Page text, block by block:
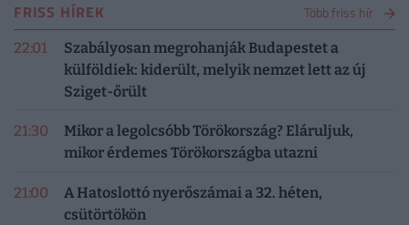
FRISS HÍREK Több friss hír
22:01
Szabályosan megrohanják Budapestet a
külföldiek: kiderült, melyik nemzet lett az új
Sziget-őrült
21:30
Mikor a legolcsóbb Törökország? Eláruljuk,
mikor érdemes Törökországba utazni
21:00
A Hatoslottó nyerőszámai a 32. héten,
csütörtökön